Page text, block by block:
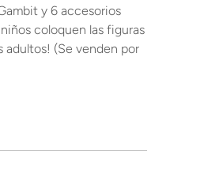
y 6 accesorios
coloquen las figuras
adultos! (Se venden por